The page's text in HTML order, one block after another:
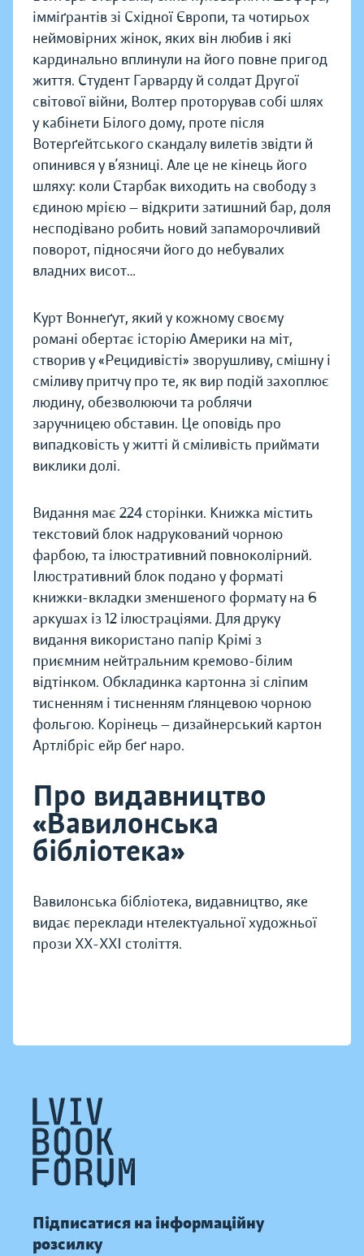
імміґрантів зі Східної Європи, та чотирьох
неймовірних жінок, яких він любив і які
кардинально вплинули на його повне пригод
життя. Студент Гарварду й солдат Другої
світової війни, Волтер проторував собі шлях
у кабінети Білого дому, проте після
Вотерґейтського скандалу вилетів звідти й
опинився у в’язниці. Але це не кінець його
шляху: коли Старбак виходить на свободу з
єдиною мрією — відкрити затишний бар, доля
несподівано робить новий запаморочливий
поворот, підносячи його до небувалих
владних висот…
Курт Воннеґут, який у кожному своєму
романі обертає історію Америки на міт,
створив у «Рецидивісті» зворушливу, смішну і
сміливу притчу про те, як вир подій захоплює
людину, обезволюючи та роблячи
заручницею обставин. Це оповідь про
випадковість у житті й сміливість приймати
виклики долі.
Видання має 224 сторінки. Книжка містить
текстовий блок надрукований чорною
фарбою, та ілюстративний повноколірний.
Ілюстративний блок подано у форматі
книжки-вкладки зменшеного формату на 6
аркушах із 12 ілюстраціями. Для друку
видання використано папір Крімі з
приємним нейтральним кремово-білим
відтінком. Обкладинка картонна зі сліпим
тисненням і тисненням ґлянцевою чорною
фольгою. Корінець — дизайнерський картон
Артлібріс ейр беґ наро.
Про видавництво
«Вавилонська
бібліотека»
Вавилонська бібліотека, видавництво, яке
видає переклади нтелектуальної художньої
прози XX-XXI століття.
Підписатися на інформаційну
розсилку